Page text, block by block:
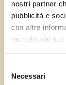
nostri partner
pubblicità e
con altre
raccolto dal tuo
delNecessari
...poi
i passaggi